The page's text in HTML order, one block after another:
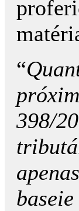
“
398/